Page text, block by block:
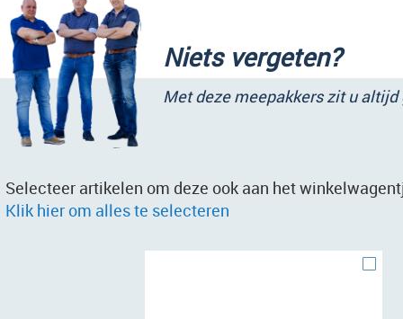
Niets vergeten?
Met deze meepakkers zit u altijd
Selecteer artikelen om deze ook aan het
Klik hier om alles te selecteren